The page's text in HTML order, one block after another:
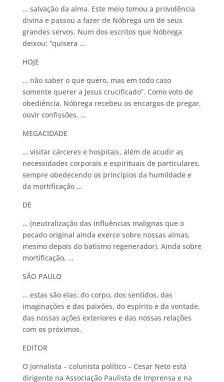
… salvação da alma. Este meio tomou a providência
divina e passou a fazer de Nóbrega um de seus
grandes servos. Num dos escritos que Nóbrega
deixou: “quisera …
HOJE
… não saber o que quero, mas em todo caso
somente querer a Jesus crucificado”. Como voto de
obediência, Nóbrega recebeu os encargos de pregar,
ouvir confissões, …
MEGACIDADE
… visitar cárceres e hospitais, além de acudir as
necessidades corporais e espirituais de particulares,
sempre obedecendo os princípios da humildade e
da mortificação …
DE
… (neutralização das influências malignas que o
pecado original ainda exerce sobre nossas almas,
mesmo depois do batismo regenerador). Ainda sobre
mortificação, …
SÃO PAULO
… estas são elas: do corpo, dos sentidos, das
imaginações e das paixões, do espírito e da vontade,
das nossas ações exteriores e das nossas relações
com os próximos.
EDITOR
O jornalista – colunista político – Cesar Neto está
dirigente na Associação Paulista de Imprensa e na